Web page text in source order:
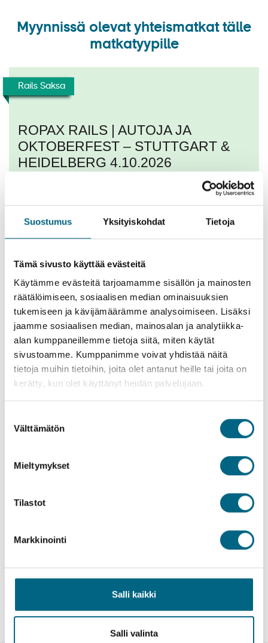
Suostumus Yksityiskohdat Tietoja
Tämä sivusto käyttää evästeitä
Käytämme evästeitä tarjoamamme sisällön ja mainosten
räätälöimiseen, sosiaalisen median ominaisuuksien
tukemiseen ja kävijämäärämme analysoimiseen. Lisäksi
jaamme sosiaalisen median, mainosalan ja analytiikka-
alan kumppaneillemme tietoja siitä, miten käytät
sivustoamme. Kumppanimme voivat yhdistää näitä
tietoja muihin tietoihin, joita olet antanut heille tai joita on
kerätty, kun olet käyttänyt heidän palvelujaan.
valinta
Välttämätön
Mieltymykset
Tilastot
Markkinointi
Salli kaikki
Salli valinta
Myynnissä olevat yhteismatkat tälle
matkatyypille
Rails Saksa
ROPAX RAILS | AUTOJA JA
OKTOBERFEST – STUTTGART &
HEIDELBERG 4.10.2026
Alk. 1995,00 € TUTUSTU
Kuvat
Yhteenveto